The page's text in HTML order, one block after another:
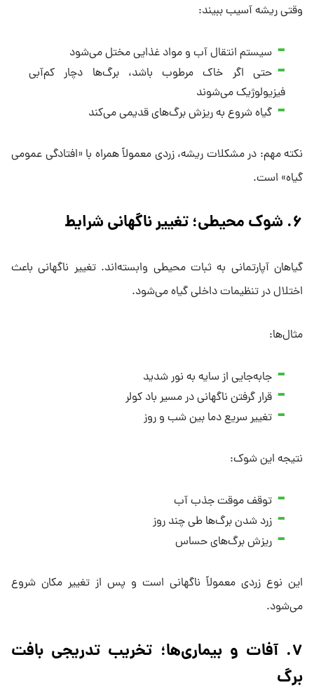
وقتی ریشه آسیب ببیند:
سیستم انتقال آب و مواد غذایی مختل می‌شود
حتی اگر خاک مرطوب باشد، برگ‌ها دچار کم‌آبی
فیزیولوژیک می‌شوند
گیاه شروع به ریزش برگ‌های قدیمی می‌کند
نکته مهم: در مشکلات ریشه، زردی معمولاً همراه با «افتادگی عمومی
گیاه» است.
۶. شوک محیطی؛ تغییر ناگهانی شرایط
گیاهان آپارتمانی به ثبات محیطی وابسته‌اند. تغییر ناگهانی باعث
اختلال در تنظیمات داخلی گیاه می‌شود.
مثال‌ها:
جابه‌جایی از سایه به نور شدید
قرار گرفتن ناگهانی در مسیر باد کولر
تغییر سریع دما بین شب و روز
نتیجه این شوک:
توقف موقت جذب آب
زرد شدن برگ‌ها طی چند روز
ریزش برگ‌های حساس
این نوع زردی معمولاً ناگهانی است و پس از تغییر مکان شروع
می‌شود.
۷. آفات و بیماری‌ها؛ تخریب تدریجی بافت
برگ